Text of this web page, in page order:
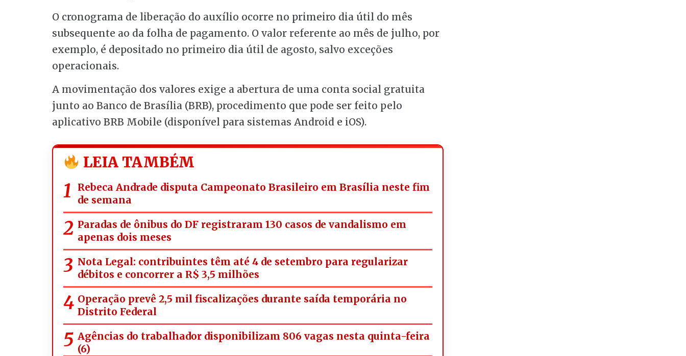
O cronograma de liberação do auxílio ocorre no primeiro dia útil do mês
subsequente ao da folha de pagamento. O valor referente ao mês de julho, por
exemplo, é depositado no primeiro dia útil de agosto, salvo exceções
operacionais.
A movimentação dos valores exige a abertura de uma conta social gratuita
junto ao Banco de Brasília (BRB), procedimento que pode ser feito pelo
aplicativo BRB Mobile (disponível para sistemas Android e iOS).
LEIA TAMBÉM
Rebeca Andrade disputa Campeonato Brasileiro em Brasília neste fim
de semana
Paradas de ônibus do DF registraram 130 casos de vandalismo em
apenas dois meses
Nota Legal: contribuintes têm até 4 de setembro para regularizar
débitos e concorrer a R$ 3,5 milhões
Operação prevê 2,5 mil fiscalizações durante saída temporária no
Distrito Federal
Agências do trabalhador disponibilizam 806 vagas nesta quinta-feira
(6)